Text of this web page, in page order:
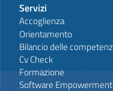
Servizi
Accoglienza
Orientamento
Bilancio delle
Cv Check
Formazione
Software Empowerment